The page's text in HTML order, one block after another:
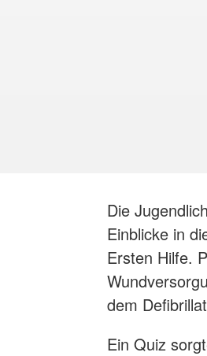
Die
Einblicke in
Ersten Hilfe.
dem
Ein Quiz